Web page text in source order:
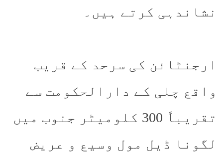
نشاندہی کرتے ہیں۔
ارجنٹائن کی سرحد کے قریب
واقع چلی کے دارالحکومت سے
تقریباً 300 کلومیٹر جنوب میں
لگونا ڈیل مول وسیع و عریض